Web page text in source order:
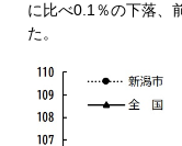
に比べ0.1％の下落、
た。​​